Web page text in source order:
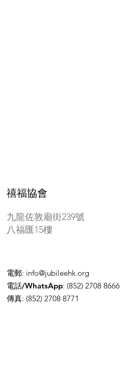
禧福協會
九龍佐敦廟街239號
八福匯15樓
電郵: info@jubileehk.org
電話/WhatsApp: (852) 2708 8666
傳真: (852) 2708 8771